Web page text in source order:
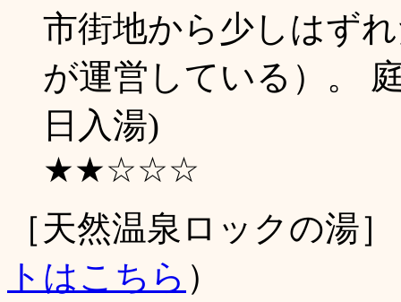
市街地から少しはず
が運営している）。
日入湯)
★★☆☆☆
［天然温泉ロックの湯
トはこちら ）